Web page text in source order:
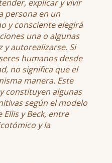
explicar y vivir
persona en un
y consciente elegirá
una o algunas
y autorealizarse. Si
humanos desde
no significa que el
manera. Este
constituyen algunas
según el modelo
y Beck, entre
y la